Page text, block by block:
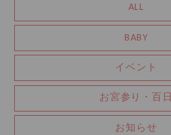
ALL
BABY
イベント
お宮参り・百日
お知らせ